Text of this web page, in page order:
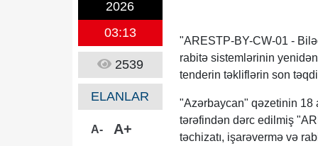
2026
03:13
2539
ELANLAR
A- A+
"ARESTP-BY-CW-01 -
rabitə sistemlərinin
tenderin təkliflərin son
"Azərbaycan" qəzetinin 18
tərəfindən dərc edilmiş
təchizatı, işarəvermə və